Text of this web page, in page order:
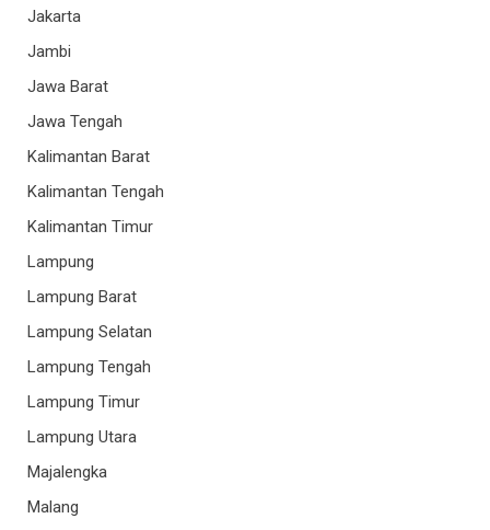
Jakarta
Jambi
Jawa Barat
Jawa Tengah
Kalimantan Barat
Kalimantan Tengah
Kalimantan Timur
Lampung
Lampung Barat
Lampung Selatan
Lampung Tengah
Lampung Timur
Lampung Utara
Majalengka
Malang